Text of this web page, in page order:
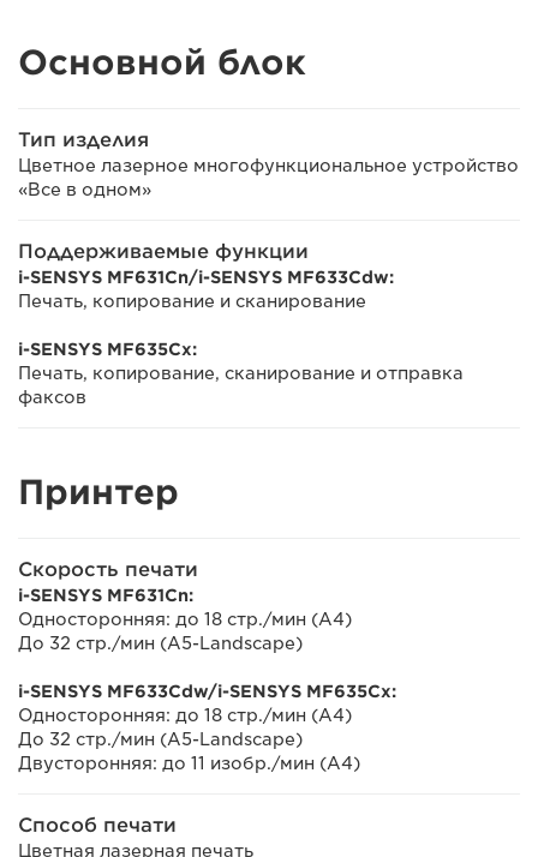
Основной блок
Тип изделия
Цветное лазерное многофункциональное устройство
«Все в одном»
Поддерживаемые функции
i-SENSYS MF631Cn/i-SENSYS MF633Cdw:
Печать, копирование и сканирование
i-SENSYS MF635Cx:
Печать, копирование, сканирование и отправка
факсов
Принтер
Скорость печати
i-SENSYS MF631Cn:
Односторонняя: до 18 стр./мин (A4)
До 32 стр./мин (A5-Landscape)
i-SENSYS MF633Cdw/i-SENSYS MF635Cx:
Односторонняя: до 18 стр./мин (A4)
До 32 стр./мин (A5-Landscape)
Двусторонняя: до 11 изобр./мин (A4)
Способ печати
Цветная лазерная печать